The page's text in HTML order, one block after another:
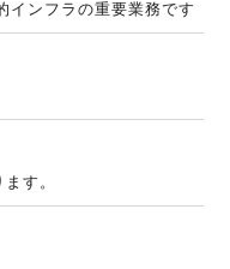
インフラの重要業務です
す。